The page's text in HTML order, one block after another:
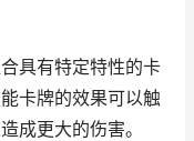
具有特定特性的卡
卡牌的效果可以触
成更大的伤害。